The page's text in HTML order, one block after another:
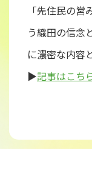
「先住民の
う織田の信念
に濃密な内容
▶︎記事はこち